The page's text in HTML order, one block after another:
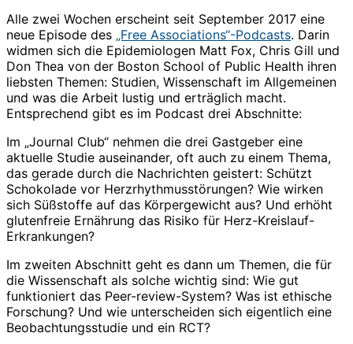
Alle zwei Wochen erscheint seit September 2017 eine
neue Episode des „Free Associations“-Podcasts. Darin
widmen sich die Epidemiologen Matt Fox, Chris Gill und
Don Thea von der Boston School of Public Health ihren
liebsten Themen: Studien, Wissenschaft im Allgemeinen
und was die Arbeit lustig und erträglich macht.
Entsprechend gibt es im Podcast drei Abschnitte:
Im „Journal Club“ nehmen die drei Gastgeber eine
aktuelle Studie auseinander, oft auch zu einem Thema,
das gerade durch die Nachrichten geistert: Schützt
Schokolade vor Herzrhythmusstörungen? Wie wirken
sich Süßstoffe auf das Körpergewicht aus? Und erhöht
glutenfreie Ernährung das Risiko für Herz-Kreislauf-
Erkrankungen?
Im zweiten Abschnitt geht es dann um Themen, die für
die Wissenschaft als solche wichtig sind: Wie gut
funktioniert das Peer-review-System? Was ist ethische
Forschung? Und wie unterscheiden sich eigentlich eine
Beobachtungsstudie und ein RCT?